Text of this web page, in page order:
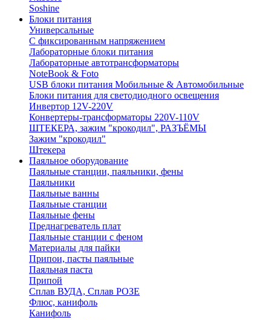
Soshine
Блоки питания
Универсальные
C фиксированным напряжением
Лабораторные блоки питания
Лабораторные автотрансформаторы
NoteBook & Foto
USB блоки питания Мобильные & Автомобильные
Блоки питания для светодиодного освещения
Инвертор 12V-220V
Конвертеры-трансформаторы 220V-110V
ШТЕКЕРА, зажим "крокодил", РАЗЪЁМЫ
Зажим "крокодил"
Штекера
Паяльное оборудование
Паяльные станции, паяльники, фены
Паяльники
Паяльные ванны
Паяльные станции
Паяльные фены
Преднагреватель плат
Паяльные станции с феном
Материалы для пайки
Припои, пасты паяльные
Паяльная паста
Припой
Сплав ВУДА, Сплав РОЗЕ
Флюс, канифоль
Канифоль